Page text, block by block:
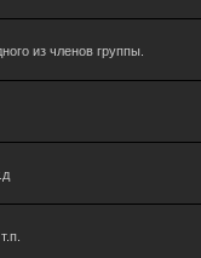
из членов группы.